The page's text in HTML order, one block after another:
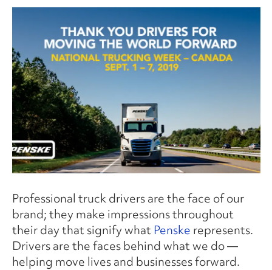
Professional truck drivers are the face of our
brand; they make impressions throughout
their day that signify what Penske represents.
Drivers are the faces behind what we do —
helping move lives and businesses forward.